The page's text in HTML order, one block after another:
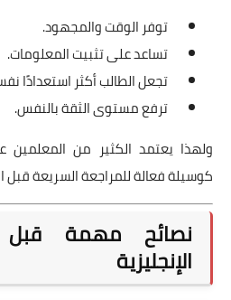
توفر الوقت والمجهود.
تساعد على تثبيت المعلومات.
تجعل الطالب أكثر استعدادًا
ترفع مستوى الثقة بالنفس.
ولهذا يعتمد الكثير من المعلمين
كوسيلة فعالة للمراجعة السريعة قبل
نصائح مهمة قبل
الإنجليزية